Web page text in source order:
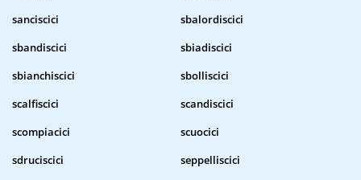
sanciscici
sbalordiscici
sbandiscici
sbiadiscici
sbianchiscici
sbolliscici
scalfiscici
scandiscici
scompiacici
scuocici
sdruciscici
seppelliscici